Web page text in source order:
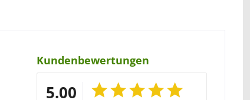
Kundenbewertungen
5.00